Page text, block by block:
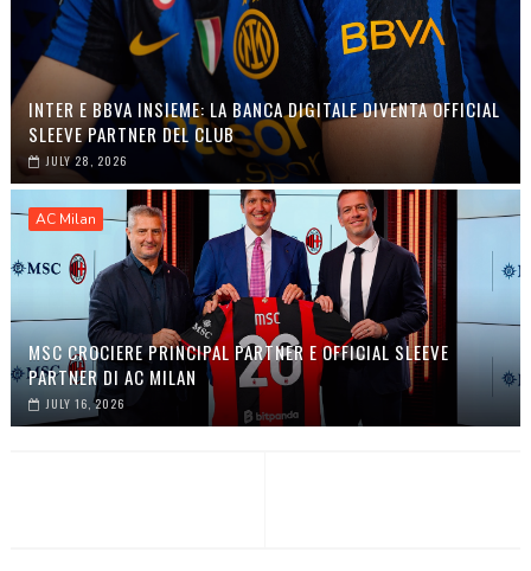
INTER E BBVA INSIEME: LA BANCA DIGITALE DIVENTA OFFICIAL
SLEEVE PARTNER DEL CLUB
JULY 28, 2026
AC Milan
MSC CROCIERE PRINCIPAL PARTNER E OFFICIAL SLEEVE
PARTNER DI AC MILAN
JULY 16, 2026